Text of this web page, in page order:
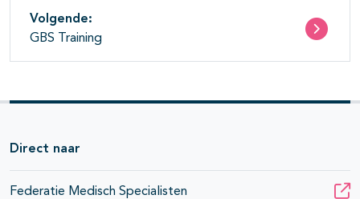
Volgende:
GBS Training
Direct naar
Federatie Medisch Specialisten